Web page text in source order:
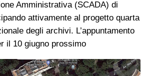
Amministrativa (SCADA) di
attivamente al progetto quarta
degli archivi. L’appuntamento
il 10 giugno prossimo